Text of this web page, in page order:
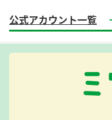
公式アカウント一覧